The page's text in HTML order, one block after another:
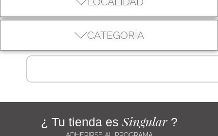
CATEGORÍA
¿ Tu tienda es Singular?